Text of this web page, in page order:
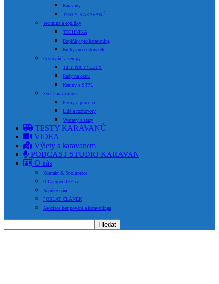
Karavany
TESTY KARAVANŮ
Technika a doplňky
TECHNIKA
Doplňky pro karavaning
Knihy pro cestovatele
Cestování a kempy
TIPY NA VÝLETY
Rady na cestu
Kempy a STPL
Svět karavaningu
Firmy a prodejci
Lidé a rozhovory
Výstavy a srazy
TESTY KARAVANŮ
VIDEA
Výlety s karavanem
PODCAST STUDIO KARAVAN
O nás
Kontakt & Spolupráce
O CamperLIFE.cz
Napište nám
POSLAT ČLÁNEK
Asociace kempování a karavaningu